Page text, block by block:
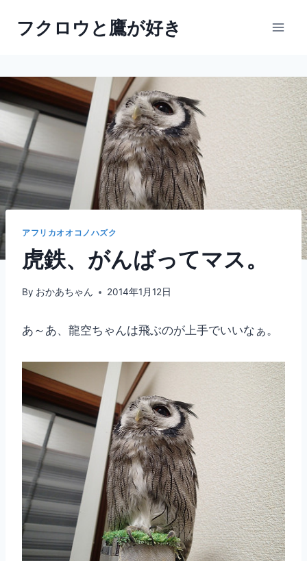
ッ
フクロウと鷹が好き
アフリカオオコノハズク
虎鉄、がんばってマス。
By おかあちゃん 2014年1月12日
あ～あ、龍空ちゃんは飛ぶのが上手でいいなぁ。